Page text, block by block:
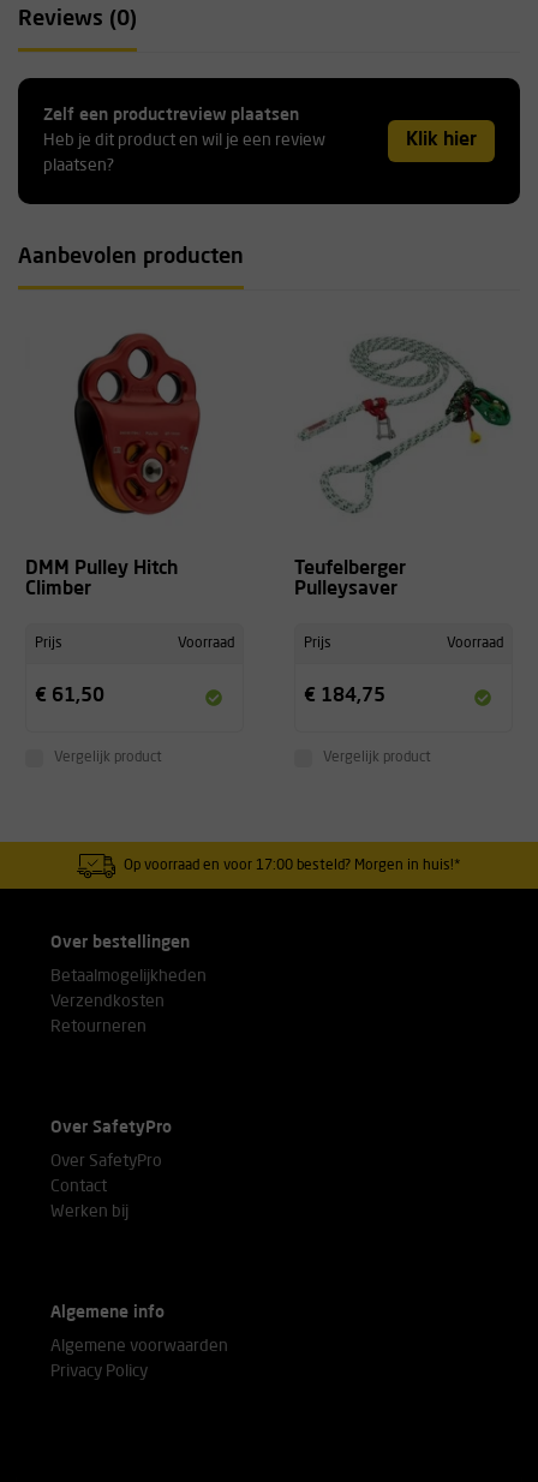
Reviews (0)
Zelf een productreview plaatsen
Heb je dit product en wil je een review
plaatsen?
Klik hier
Aanbevolen producten
DMM Pulley Hitch
Climber
Prijs Voorraad
€ 61,50
Vergelijk product
Teufelberger
Pulleysaver
Prijs Voorraad
€ 184,75
Vergelijk product
Op voorraad en voor 17:00 besteld? Morgen in huis!*
Over bestellingen
Betaalmogelijkheden
Verzendkosten
Retourneren
Over SafetyPro
Over SafetyPro
Contact
Werken bij
Algemene info
Algemene voorwaarden
Privacy Policy